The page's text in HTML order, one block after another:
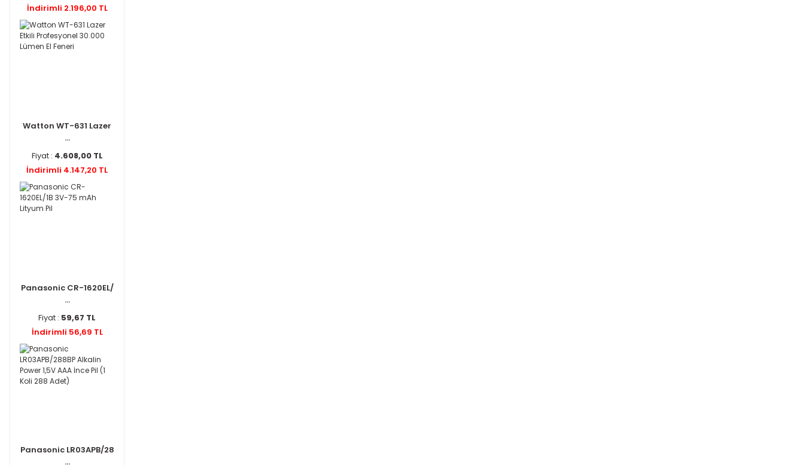
İndirimli 2.196,00 TL
Watton WT-631 Lazer
...
Fiyat : 4.608,00 TL
İndirimli 4.147,20 TL
Panasonic CR-1620EL/
...
Fiyat : 59,67 TL
İndirimli 56,69 TL
Panasonic LR03APB/28
...